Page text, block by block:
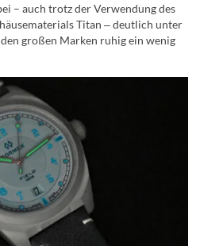
– auch trotz der Verwendung des
Titan ‒ deutlich unter
großen Marken ruhig ein wenig